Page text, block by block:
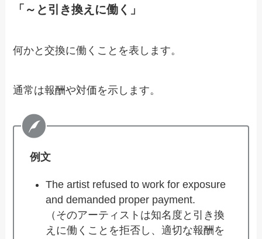
「～と引き換えに働く」
何かと交換に働くことを表します。
通常は報酬や対価を示します。
例文
The artist refused to work for exposure
and demanded proper payment.
（そのアーティストは知名度と引き換
えに働くことを拒否し、適切な報酬を